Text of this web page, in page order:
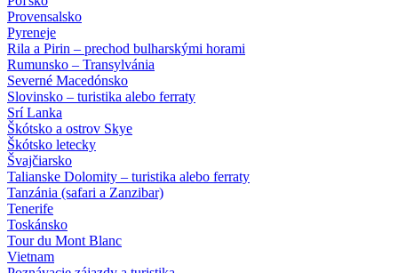
Provensalsko
Pyreneje
Rila a Pirin – prechod bulharskými horami
Rumunsko – Transylvánia
Severné Macedónsko
Slovinsko – turistika alebo ferraty
Srí Lanka
Škótsko a ostrov Skye
Škótsko letecky
Švajčiarsko
Talianske Dolomity – turistika alebo ferraty
Tanzánia (safari a Zanzibar)
Tenerife
Toskánsko
Tour du Mont Blanc
Vietnam